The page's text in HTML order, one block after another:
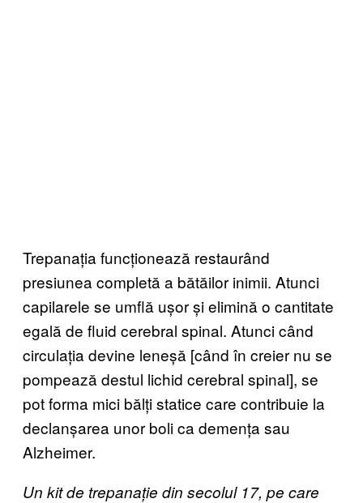
Trepanația funcționează restaurând
presiunea completă a bătăilor inimii. Atunci
capilarele se umflă ușor și elimină o cantitate
egală de fluid cerebral spinal. Atunci când
circulația devine leneșă [când în creier nu se
pompează destul lichid cerebral spinal], se
pot forma mici bălți statice care contribuie la
declanșarea unor boli ca demența sau
Alzheimer.
Un kit de trepanație din secolul 17, pe care